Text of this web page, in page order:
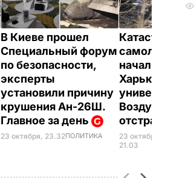
В Киеве прошел
Специальный форум
по безопасности,
эксперты
установили причину
крушения Ан-26Ш.
Главное за день
23 октября, 23.32ПОЛИТИКА
Катастрофа
самолета
начальника
Харьковского
университета
Воздушных
отстранили
23 октября,
21.03